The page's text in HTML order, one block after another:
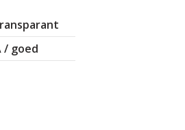
/ goed